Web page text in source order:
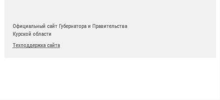
Официальный сайт Губернатора и Правительства
Курской области
Техподдержка сайта